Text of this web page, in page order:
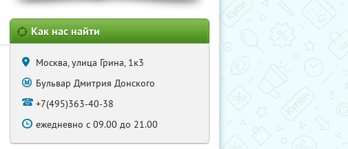
Как нас найти
Москва, улица Грина, 1к3
Бульвар Дмитрия Донского
+7(495)363-40-38
ежедневно с 09.00 до 21.00